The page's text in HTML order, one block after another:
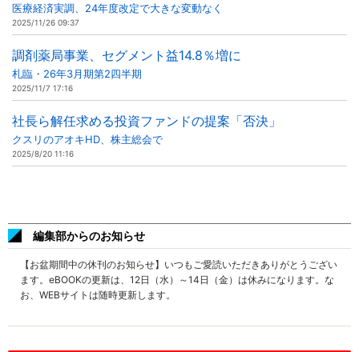
医療経済実調、24年度改定で大きな変動なく
2025/11/26 09:37
調剤薬局事業、セグメント益14.8％増に
札臨・26年3月期第2四半期
2025/11/7 17:16
社長ら解任求める投資ファンドの提案「否決」
クスリのアオキHD、株主総会で
2025/8/20 11:16
編集部からのお知らせ
【お盆期間中の休刊のお知らせ】いつもご愛読いただきありがとうござい
ます。eBOOKの更新は、12日（水）～14日（金）は休みになります。な
お、WEBサイトは随時更新します。